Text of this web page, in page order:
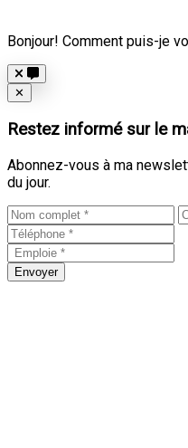
Bonjour! Comment puis-je
Close
✕
Restez informé sur le
Abonnez-vous à ma
du jour.
Envoyer